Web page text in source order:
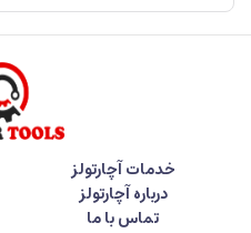
خدمات آچارتولز
درباره آچارتولز
تماس با ما